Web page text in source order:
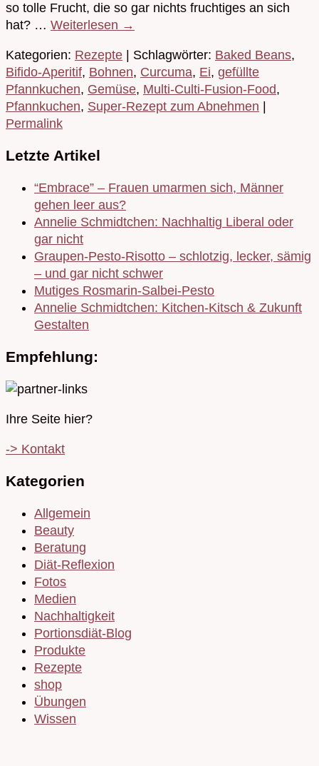
so tolle Frucht, die so gar nichts fruchtiges an sich
hat? … Weiterlesen →
Kategorien: Rezepte | Schlagwörter: Baked Beans,
Bifido-Aperitif, Bohnen, Curcuma, Ei, gefüllte
Pfannkuchen, Gemüse, Multi-Culti-Fusion-Food,
Pfannkuchen, Super-Rezept zum Abnehmen
Permalink
Letzte Artikel
“Embrace” – Frauen umarmen sich, Männer
gehen leer aus?
Annelie Schmidtchen: Nachhaltig Liberal oder
gar nicht
Graupen-Pesto-Risotto – schlotzig, lecker, sämig
– und gar nicht schwer
Mutiges Rosmarin-Salbei-Pesto
Annelie Schmidtchen: Kitchen-Kitsch & Zukunft
Gestalten
Empfehlung:
Ihre Seite hier?
-> Kontakt
Kategorien
Allgemein
Beauty
Beratung
Diät-Reflexion
Fotos
Medien
Nachhaltigkeit
Portionsdiät-Blog
Produkte
Rezepte
shop
Übungen
Wissen